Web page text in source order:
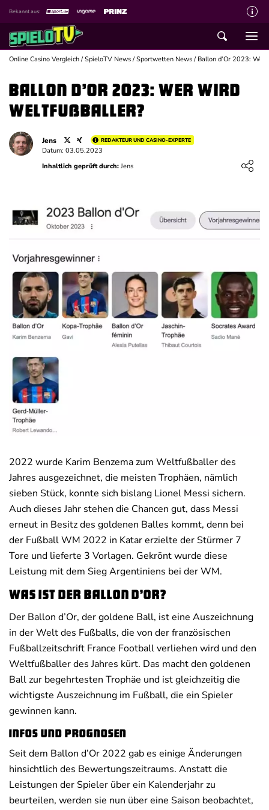
Bekannt aus:
Über spieloTV
Wie wir bewerten
Die SpieloTV Crew
Datenschutzerklärung
Affiliate Disclaimer
Schreiber gesucht
Spielsucht Hilfe
Deals News
Online Casino Vergleich /SpieloTV News /Sportwetten News / Ballon d’Or 2023:
Ballon d’Or 2023: Wer wird
Weltfußballer?
Jens REDAKTEUR UND CASINO-EXPERTE
Loading ...
Datum: 03.05.2023
Inhaltlich geprüft durch: Jens
2022 wurde Karim Benzema zum Weltfußballer des
Jahres ausgezeichnet, die meisten Trophäen, nämlich
sieben Stück, konnte sich bislang Lionel Messi sichern.
Auch dieses Jahr stehen die Chancen gut, dass Messi
erneut in Besitz des goldenen Balles kommt, denn bei
der Fußball WM 2022 in Katar erzielte der Stürmer 7
Tore und lieferte 3 Vorlagen. Gekrönt wurde diese
Leistung mit dem Sieg Argentiniens bei der WM.
Was ist der Ballon d’Or?
Der Ballon d’Or, der goldene Ball, ist eine Auszeichnung
in der Welt des Fußballs, die von der französischen
Fußballzeitschrift France Football verliehen wird und den
Weltfußballer des Jahres kürt. Das macht den goldenen
Ball zur begehrtesten Trophäe und ist gleichzeitig die
wichtigste Auszeichnung im Fußball, die ein Spieler
gewinnen kann.
Infos und Prognosen
Seit dem Ballon d’Or 2022 gab es einige Änderungen
hinsichtlich des Bewertungszeitraums. Anstatt die
Leistungen der Spieler über ein Kalenderjahr zu
beurteilen, werden sie nun über eine Saison beobachtet,